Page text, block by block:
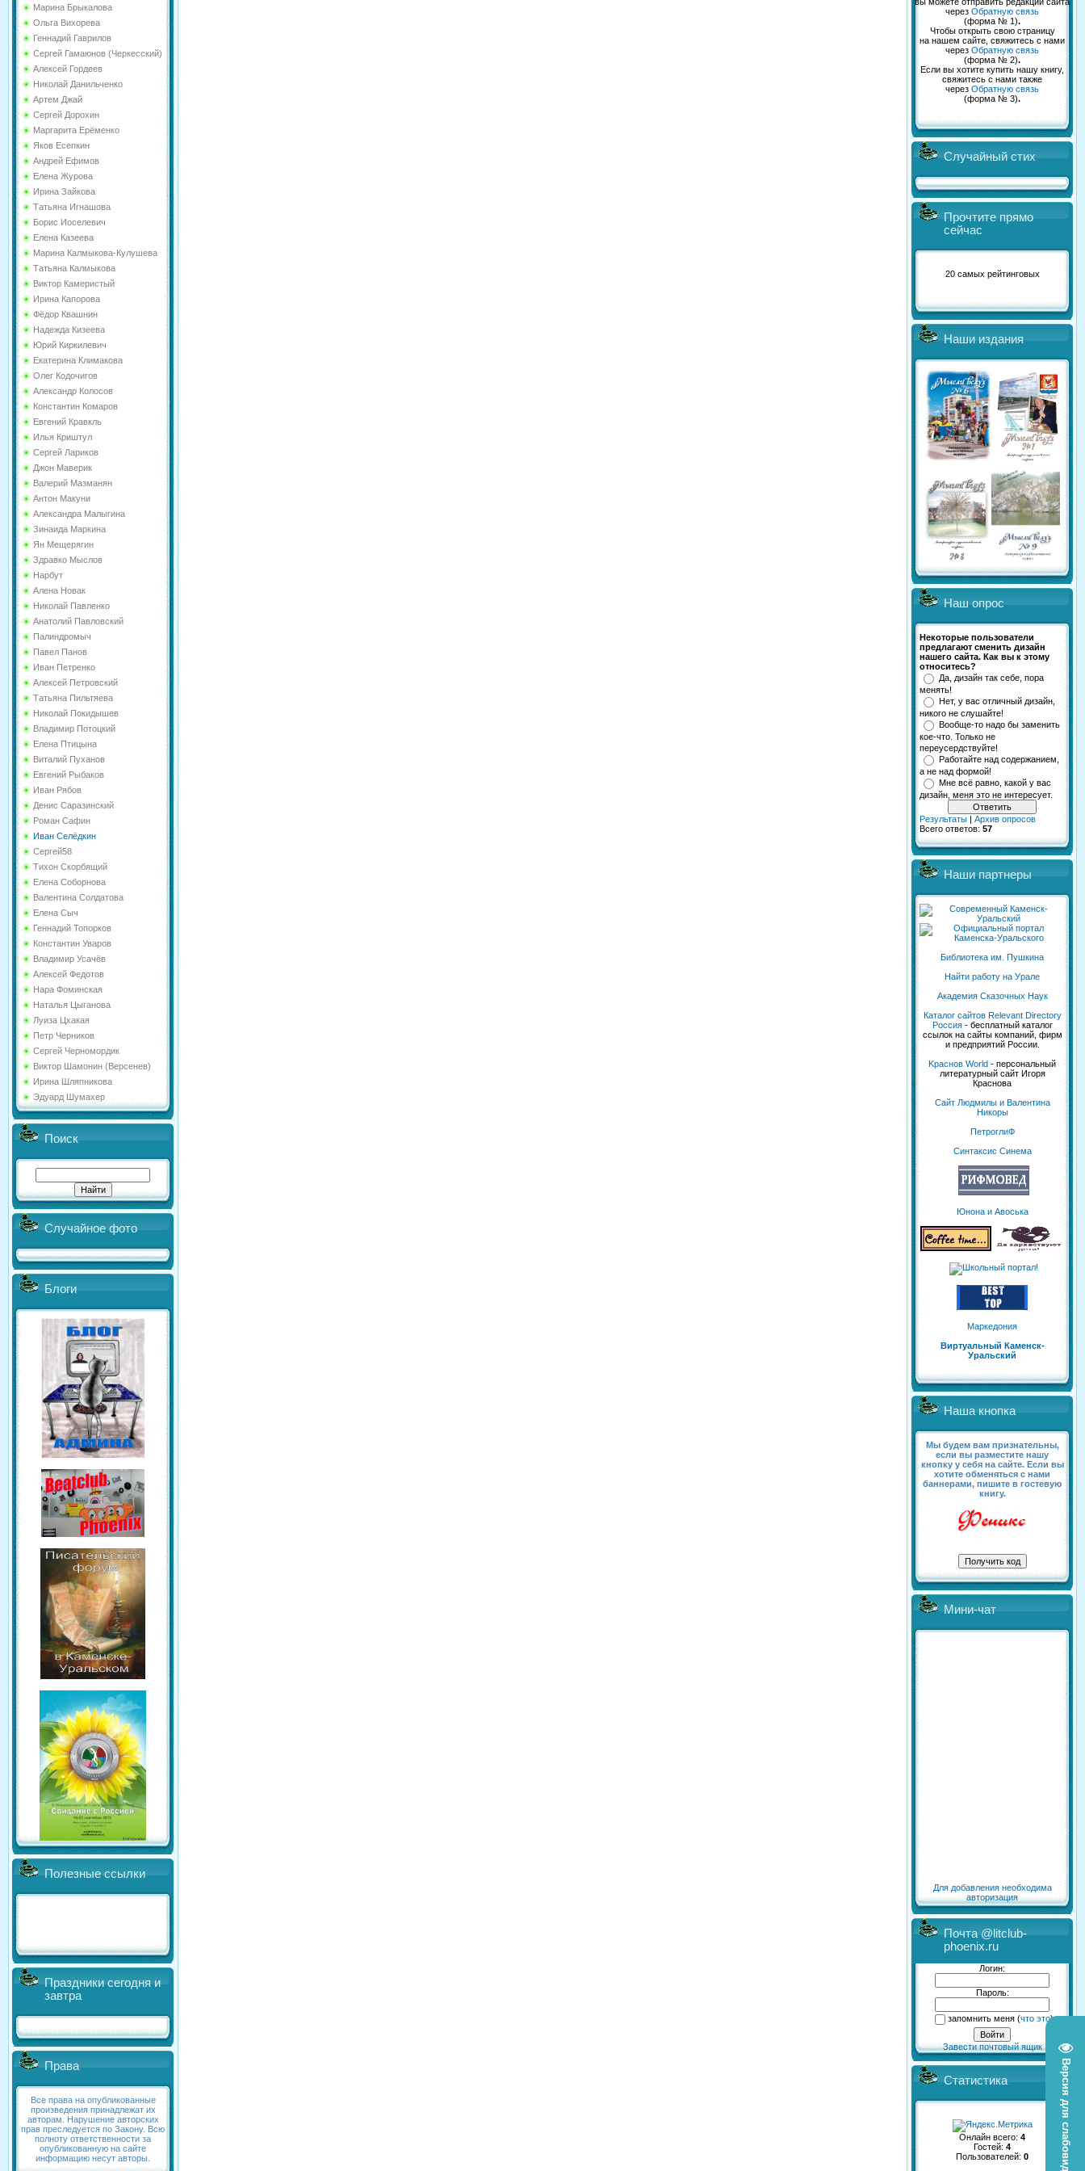
Версия для слабовидящих
Марина Брыкалова
Ольга Вихорева
Геннадий Гаврилов
Сергей Гамаюнов (Черкесский)
Алексей Гордеев
Николай Данильченко
Артем Джай
Сергей Дорохин
Маргарита Ерёменко
Яков Есепкин
Андрей Ефимов
Елена Журова
Ирина Зайкова
Татьяна Игнашова
Борис Иоселевич
Елена Казеева
Марина Калмыкова-Кулушева
Татьяна Калмыкова
Виктор Камеристый
Ирина Капорова
Фёдор Квашнин
Надежда Кизеева
Юрий Киркилевич
Екатерина Климакова
Олег Кодочигов
Александр Колосов
Константин Комаров
Евгений Кравкль
Илья Криштул
Сергей Лариков
Джон Маверик
Валерий Мазманян
Антон Макуни
Александра Малыгина
Зинаида Маркина
Ян Мещерягин
Здравко Мыслов
Нарбут
Алена Новак
Николай Павленко
Анатолий Павловский
Палиндромыч
Павел Панов
Иван Петренко
Алексей Петровский
Татьяна Пильтяева
Николай Покидышев
Владимир Потоцкий
Елена Птицына
Виталий Пуханов
Евгений Рыбаков
Иван Рябов
Денис Саразинский
Роман Сафин
Иван Селёдкин
Сергей58
Тихон Скорбящий
Елена Соборнова
Валентина Солдатова
Елена Сыч
Геннадий Топорков
Константин Уваров
Владимир Усачёв
Алексей Федотов
Нара Фоминская
Наталья Цыганова
Луиза Цхакая
Петр Черников
Сергей Черномордик
Виктор Шамонин (Версенев)
Ирина Шляпникова
Эдуард Шумахер
Поиск
Случайное фото
Блоги
Полезные ссылки
Праздники сегодня и
завтра
Права
Все права на опубликованные
произведения принадлежат их
авторам. Нарушение авторских
прав преследуется по Закону. Всю
полноту ответственности за
опубликованную на сайте
информацию несут авторы.
через Обратную связь
(форма № 1).
Чтобы открыть свою страницу
на нашем сайте, свяжитесь с нами
через Обратную связь
(форма № 2).
Если вы хотите купить нашу книгу,
свяжитесь с нами также
через Обратную связь
(форма № 3).
Случайный стих
Прочтите прямо
сейчас
20 самых рейтинговых
Наши издания
Наш опрос
Некоторые пользователи
предлагают сменить дизайн
нашего сайта. Как вы к этому
относитесь?
Да, дизайн так себе, пора
менять!
Нет, у вас отличный дизайн,
никого не слушайте!
Вообще-то надо бы заменить
кое-что. Только не
переусердствуйте!
Работайте над содержанием,
а не над формой!
Мне всё равно, какой у вас
дизайн, меня это не интересует.
Результаты | Архив опросов
Всего ответов: 57
Наши партнеры
Библиотека им. Пушкина
Найти работу на Урале
Академия Сказочных Наук
Каталог сайтов Relevant Directory
Россия- бесплатный каталог
ссылок на сайты компаний, фирм
и предприятий России.
Kраснов World - персональный
литературный сайт Игоря
Краснова
Сайт Людмилы и Валентина
Никоры
ПетроглиФ
Синтаксис Синема
Юнона и Авоська
Маркедония
Виртуальный Каменск-
Уральский
Наша кнопка
Мы будем вам признательны,
если вы разместите нашу
кнопку у себя на сайте. Если вы
хотите обменяться с нами
баннерами, пишите в гостевую
книгу.
Мини-чат
Для добавления необходима
авторизация
Почта @litclub-
phoenix.ru
Логин:
Пароль:
запомнить меня(что это)
Завести почтовый ящик
Статистика
Онлайн всего: 4
Гостей: 4
Пользователей: 0